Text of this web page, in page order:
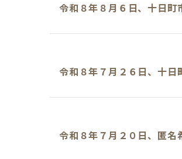
令和８年８月６日、十日
令和８年７月２６日、十
令和８年７月２０日、匿